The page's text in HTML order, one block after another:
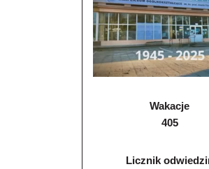
Wakacje
405
Licznik